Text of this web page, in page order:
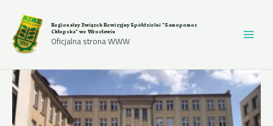
treści Regionalny Związek Rewizyjny Spółdzielni "Samopomoc
Chłopska" we Wrocławiu
Oficjalna strona WWW